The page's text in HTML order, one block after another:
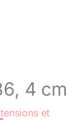
4 cm
et